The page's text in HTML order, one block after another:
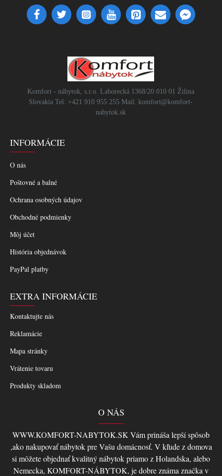
Komfort - nábytok, s.r.o. Laborecká 1368/20 010 01 Žilina
Slovakia Tel: +421 910 955 255 Mail: komfort@komfort-
nabytok.sk
INFORMÁCIE
O nás
Poštovné a balné
Ochrana osobných údajov
Obchodné podmienky
Môj účet
História objednávok
PayPal platby
EXTRA INFORMÁCIE
Kontaktujte nás
Reklamácie
Mapa stránky
Vrátenie tovaru
Produkty skladom
O NÁS
WWW.KOMFORT-NABYTOK.SK Vám prináša lepší spôsob
,ako nakupovať nábytok pre Vašu domácnosť. V kľude z domova
si môžete objednať kvalitný nábytok priamo z Holandska, alebo
Nemecka, KOMFORT-NÁBYTOK, je dobre známa značka v